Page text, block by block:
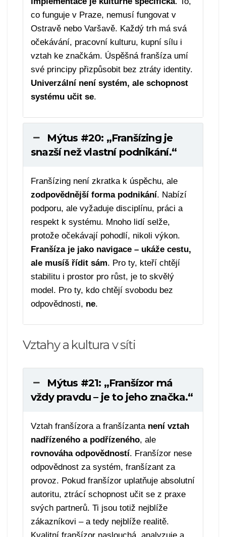
co funguje v Praze, nemusí fungovat v
Ostravě nebo Varšavě. Každý trh má svá
očekávání, pracovní kulturu, kupní sílu i
vztah ke značkám. Úspěšná franšíza umí
své principy přizpůsobit bez ztráty identity.
Univerzální není systém, ale schopnost
systému učit se.
Mýtus #20: „Franšízing je
snazší než vlastní podnikání.“
Franšízing není zkratka k úspěchu, ale
zodpovědnější forma podnikání. Nabízí
podporu, ale vyžaduje disciplínu, práci a
respekt k systému. Mnoho lidí selže,
protože očekávají pohodlí, nikoli výkon.
Franšíza je jako navigace – ukáže cestu,
ale musíš řídit sám. Pro ty, kteří chtějí
stabilitu i prostor pro růst, je to skvělý
model. Pro ty, kdo chtějí svobodu bez
odpovědnosti, ne.
Vztahy a kultura v síti
Mýtus #21: „Franšízor má
vždy pravdu – je to jeho značka.“
Vztah franšízora a franšízanta není vztah
nadřízeného a podřízeného, ale
rovnováha odpovědností. Franšízor nese
odpovědnost za systém, franšízant za
provoz. Pokud franšízor uplatňuje absolutní
autoritu, ztrácí schopnost učit se z praxe
svých partnerů. Ti jsou totiž nejblíže
zákazníkovi – a tedy nejblíže realitě.